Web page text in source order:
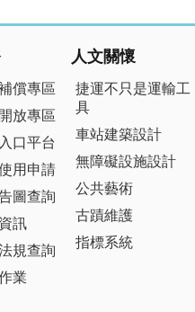
償專區
放專區
口平台
用申請
圖查詢
訊
規查詢
業
人文關懷
捷運不只是運輸工
具
車站建築設計
無障礙設施設計
公共藝術
古蹟維護
指標系統